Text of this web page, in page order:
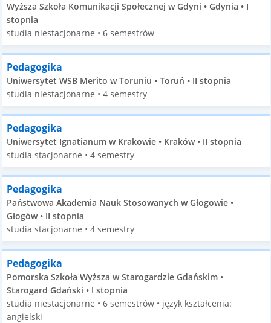
Wyższa Szkoła Komunikacji Społecznej w Gdyni • Gdynia • I
stopnia
studia niestacjonarne • 6 semestrów
Pedagogika
Uniwersytet WSB Merito w Toruniu • Toruń • II stopnia
studia niestacjonarne • 4 semestry
Pedagogika
Uniwersytet Ignatianum w Krakowie • Kraków • II stopnia
studia stacjonarne • 4 semestry
Pedagogika
Państwowa Akademia Nauk Stosowanych w Głogowie •
Głogów • II stopnia
studia stacjonarne • 4 semestry
Pedagogika
Pomorska Szkoła Wyższa w Starogardzie Gdańskim •
Starogard Gdański • I stopnia
studia niestacjonarne • 6 semestrów • język kształcenia:
angielski